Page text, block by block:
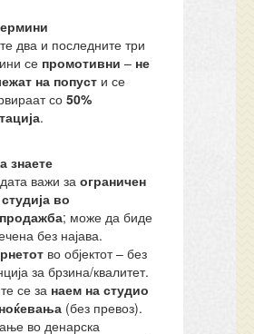
два и последните три
се промотивни – не
на попуст и се
со50%
.
знаете
важи заограничен
во
; може да биде
без најава.
во објектот – без
за брзина/квалитет.
се за наем на студио
(без превоз).
во денарска